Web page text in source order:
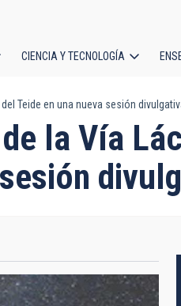
CIENCIA Y TECNOLOGÍA
Teide en una nueva sesión
la Vía